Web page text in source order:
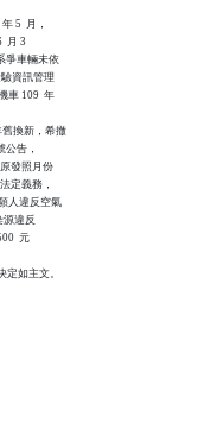
5  月，
月 3
爭車輛未依
驗資訊管理
車 109  年
換新，希撤
公告，
原發照月份
定義務，
人違反空氣
源違反
元
如主文。